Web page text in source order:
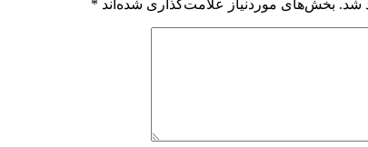
شد. بخش‌های موردنیاز علامت‌گذاری شده‌اند *